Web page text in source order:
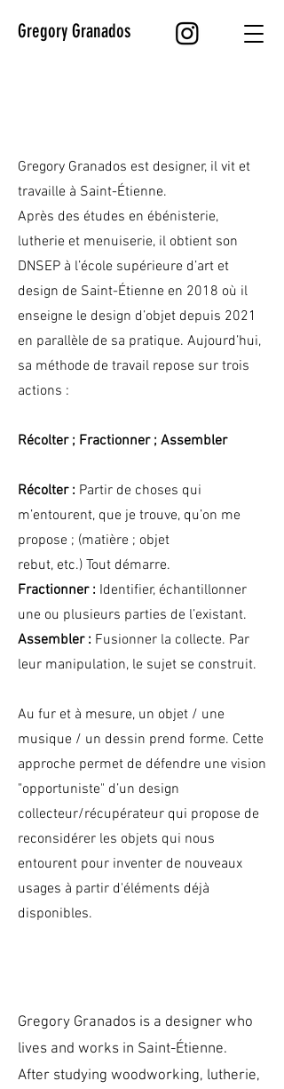
Gregory Granados
Gregory Granados est designer, il vit et
travaille à Saint-Étienne.
Après des études en ébénisterie,
lutherie et menuiserie, il obtient son
DNSEP à l’école supérieure d’art et
design de Saint-Étienne en 2018 où il
enseigne le design d’objet depuis 2021
en parallèle de sa pratique. Aujourd’hui,
sa méthode de travail repose sur trois
actions :
Récolter ; Fractionner ; Assembler
Récolter : Partir de choses qui
m’entourent, que je trouve, qu’on me
propose ; (matière ; objet
rebut, etc.) Tout démarre.
Fractionner : Identifier, échantillonner
une ou plusieurs parties de l’existant.
Assembler : Fusionner la collecte. Par
leur manipulation, le sujet se construit.
Au fur et à mesure, un objet / une
musique / un dessin prend forme. Cette
approche permet de défendre une vision
"opportuniste" d’un design
collecteur/récupérateur qui propose de
reconsidérer les objets qui nous
entourent pour inventer de nouveaux
usages à partir d'éléments déjà
disponibles.
Gregory Granados is a designer who
lives and works in Saint-Étienne.
After studying woodworking, lutherie,